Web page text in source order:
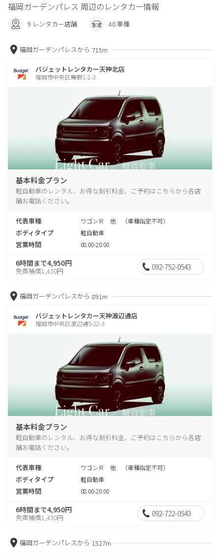
福岡ガーデンパレス 周辺のレンタカー情報
9 レンタカー店舗 40 車種
福岡ガーデンパレスから 715m
バジェットレンタカー天神北店
福岡市中央区舞鶴1-2-3
基本料金プラン
軽自動車のレンタル、お得な割引料金、ご予約はこちらから各店
舗お電話ください。
代表車種 ワゴンＲ 他 （車種指定不可）
ボディタイプ 軽自動車
営業時間 08:00-20:00
6時間まで4,950円
免責補償1,430円 092-752-0543
福岡ガーデンパレスから 891m
バジェットレンタカー天神渡辺通店
福岡市中央区渡辺通5-22-3
基本料金プラン
軽自動車のレンタル、お得な割引料金、ご予約はこちらから各店
舗お電話ください。
代表車種 ワゴンＲ 他 （車種指定不可）
ボディタイプ 軽自動車
営業時間 08:00-20:00
6時間まで4,950円
免責補償1,430円 092-722-0543
福岡ガーデンパレスから 1527m